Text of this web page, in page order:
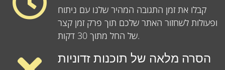
קבלו את זמן התגובה המהיר שלנו עם ניתוח
ופעולות לשחזור האתר שלכם תוך פרק זמן קצר
של החל מתוך 30 דקות.
הסרה מלאה של תוכנות זדוניות